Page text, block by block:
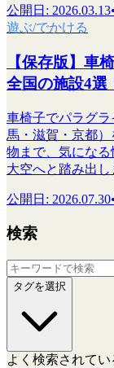
公開日 : 2026.03.13•
遊ぶ/でかける
【保存版】車
全国の施設4選
車椅子でパラグ
馬・滋賀・京都
物まで、気になる
大空へと踏み出し
公開日 : 2026.07.30•
検索
タグを選択
よく検索されて